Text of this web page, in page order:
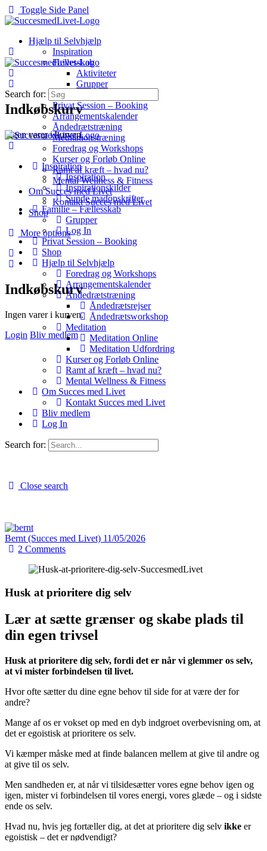
Toggle Side Panel
Hjælp til Selvhjælp
Inspiration
Fællesskab
Aktiviteter
Grupper
Privat Session – Booking
Arrangementskalender
Åndedrætstræning
Meditationstræning
Foredrag og Workshops
Kurser og Forløb Online
Ramt af kræft – hvad nu?
Mental Wellness & Fitness
Om Succes med Livet
Kontakt Succes med Livet
Shop
More options
Indkøbskurv
Ingen varer i kurven.
Login Bliv medlem
Indkøbskurv
Ingen varer i kurven.
Search for:
Inspiration
Inspiration
Inspirationskilder
Sunde madopskrifter
Familie – Fællesskab
Grupper
Log In
Privat Session – Booking
Shop
Hjælp til Selvhjælp
Foredrag og Workshops
Arrangementskalender
Åndedrætstræning
Åndedrætsrejser
Åndedrætsworkshop
Meditation
Meditation Online
Meditation Udfordring
Kurser og Forløb Online
Ramt af kræft – hvad nu?
Mental Wellness & Fitness
Om Succes med Livet
Kontakt Succes med Livet
Bliv medlem
Log In
Search for:
Close search
Bernt (Succes med Livet) 11/05/2026
2Comments
Husk at prioritere dig selv
Lær at sætte grænser og skabe plads til
din egen trivsel
Husk at prioritere dig selv, fordi det er når vi glemmer os selv,
at vi mister forbindelsen til livet.
Hvor ofte sætter du dine egne behov til side for at være der for
andre?
Mange af os er vokset op med en dyb indgroet overbevisning om, at
det er egoistisk at prioritere os selv.
Vi kæmper måske med at finde balancen mellem at give til andre og
at give til os selv.
Men sandheden er, at når vi tilsidesætter vores egne behov igen og
igen, mister vi forbindelsen til vores energi, vores glæde – og i sidste
ende os selv.
Hvad nu, hvis jeg fortæller dig, at det at prioritere dig selv ikke er
egoistisk – det er nødvendigt?